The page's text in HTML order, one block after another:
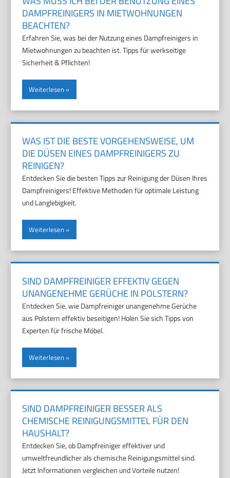
DAMPFREINIGERS IN MIETWOHNUNGEN
BEACHTEN?
Erfahren Sie, was bei der Nutzung eines Dampfreinigers in
Mietwohnungen zu beachten ist. Tipps für werkseitige
Sicherheit & Pflichten!
Weiterlesen
WAS IST DIE BESTE VORGEHENSWEISE, UM
DIE DÜSEN EINES DAMPFREINIGERS ZU
REINIGEN?
Entdecken Sie die besten Tipps zur Reinigung der Düsen Ihres
Dampfreinigers! Effektive Methoden für optimale Leistung
und Langlebigkeit.
Weiterlesen
SIND DAMPFREINIGER EFFEKTIV GEGEN
UNANGENEHME GERÜCHE IN POLSTERN?
Entdecken Sie, wie Dampfreiniger unangenehme Gerüche
aus Polstern effektiv beseitigen! Holen Sie sich Tipps von
Experten für frische Möbel.
Weiterlesen
SIND DAMPFREINIGER BESSER ALS
CHEMISCHE REINIGUNGSMITTEL FÜR DEN
HAUSHALT?
Entdecken Sie, ob Dampfreiniger effektiver und
umweltfreundlicher als chemische Reinigungsmittel sind.
Jetzt Informationen vergleichen und Vorteile nutzen!